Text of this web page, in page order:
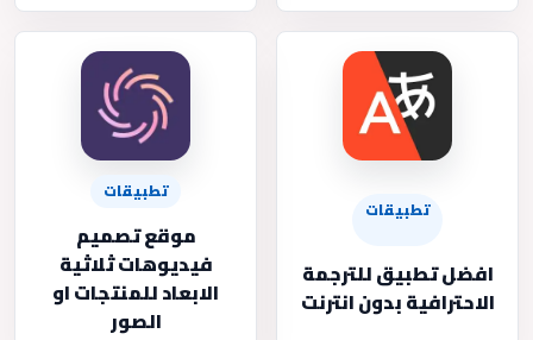
تطبيقات
افضل تطبيق للترجمة
الاحترافية بدون انترنت
تطبيقات
موقع تصميم
فيديوهات ثلاثية
الابعاد للمنتجات او
الصور